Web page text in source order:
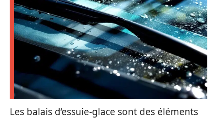
Les balais d’essuie-glace sont des éléments